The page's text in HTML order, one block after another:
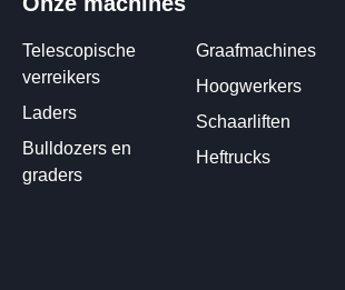
Telescopische
verreikers
Laders
Bulldozers en
graders
Graafmachines
Hoogwerkers
Schaarliften
Heftrucks